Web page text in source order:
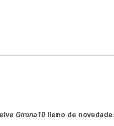
Girona10lleno de